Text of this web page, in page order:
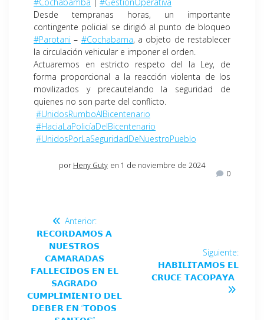
#Cochabamba | #GestiónOperativa
Desde tempranas horas, un importante
contingente policial se dirigió al punto de bloqueo
#Parotani – #Cochabama, a objeto de restablecer
la circulación vehicular e imponer el orden.
Actuaremos en estricto respeto del la Ley, de
forma proporcional a la reacción violenta de los
movilizados y precautelando la seguridad de
quienes no son parte del conflicto.
#UnidosRumboAlBicentenario
#HaciaLaPolicíaDelBicentenario
#UnidosPorLaSeguridadDeNuestroPueblo
por Heny Guty en 1 de noviembre de 2024
0
Anterior:
𝗥𝗘𝗖𝗢𝗥𝗗𝗔𝗠𝗢𝗦 𝗔
𝗡𝗨𝗘𝗦𝗧𝗥𝗢𝗦
𝗖𝗔𝗠𝗔𝗥𝗔𝗗𝗔𝗦
𝗙𝗔𝗟𝗟𝗘𝗖𝗜𝗗𝗢𝗦 𝗘𝗡 𝗘𝗟
𝗦𝗔𝗚𝗥𝗔𝗗𝗢
𝗖𝗨𝗠𝗣𝗟𝗜𝗠𝗜𝗘𝗡𝗧𝗢 𝗗𝗘𝗟
𝗗𝗘𝗕𝗘𝗥 𝗘𝗡 “𝗧𝗢𝗗𝗢𝗦
Siguiente:
𝗛𝗔𝗕𝗜𝗟𝗜𝗧𝗔𝗠𝗢𝗦 𝗘𝗟
𝗖𝗥𝗨𝗖𝗘 𝗧𝗔𝗖𝗢𝗣𝗔𝗬𝗔